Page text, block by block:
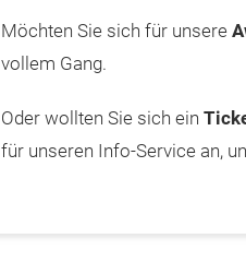
Möchten Sie sich für unsere
vollem Gang.
Oder wollten Sie sich ein
für unseren Info-Service an,